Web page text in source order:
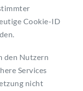
Cookie-ID
den Nutzern
Services
nicht